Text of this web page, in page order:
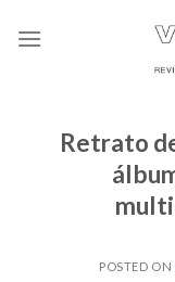
Retrato
POSTED ON